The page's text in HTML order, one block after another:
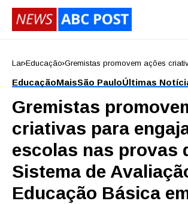
Lar Educação Gremistas promovem ações
Educação Básica em SP
EducaçãoMaisSão PauloÚltimas
Gremistas
criativas para
escolas nas provas
Sistema de
Educação Básica